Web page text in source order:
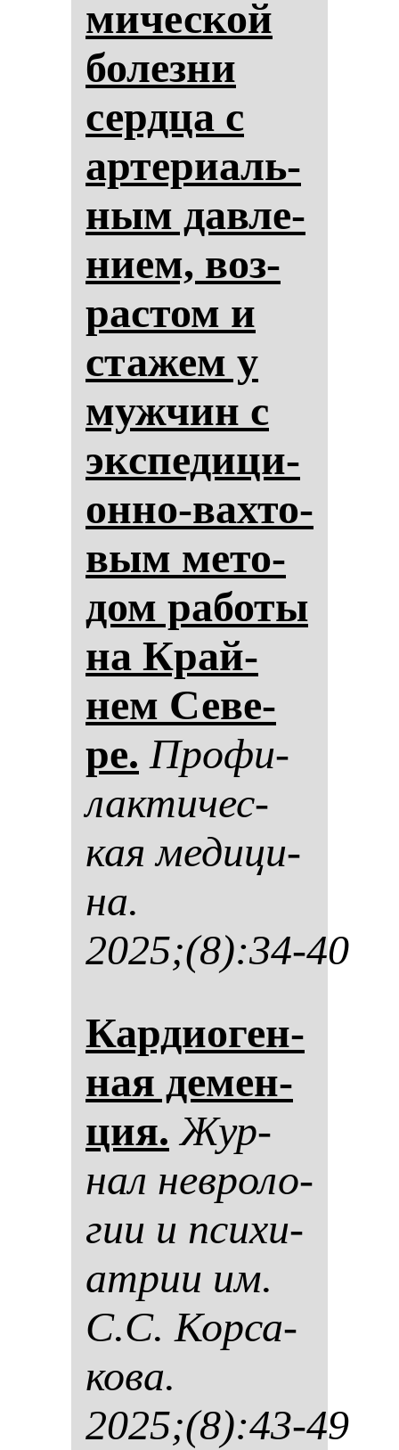
ми­чес­кой
бо­лез­ни
сер­дца с
ар­те­ри­аль­
ным дав­ле­
ни­ем, воз­
рас­том и
ста­жем у
муж­чин с
эк­спе­ди­ци­
он­но-вах­то­
вым ме­то­
дом ра­бо­ты
на Край­
нем Се­ве­
ре. Про­фи­
лак­ти­чес­
кая ме­ди­ци­
на.
2025;(8):34-40
Кар­ди­оген­
ная де­мен­
ция. Жур­
нал нев­ро­ло­
гии и пси­хи­
ат­рии им.
С.С. Кор­са­
ко­ва.
2025;(8):43-49